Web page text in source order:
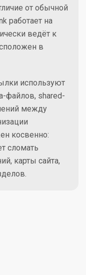
от обычной
работает на
ведёт к
в
используют
файлов, shared-
между
косвенно:
сломать
карты сайта,